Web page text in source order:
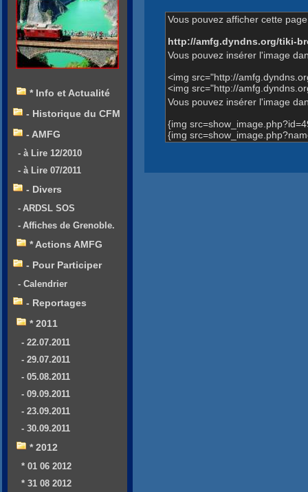
Vous pouvez afficher cette
http://amfg.dyndns.org/tiki-
Vous pouvez insérer l'image
<img src="http://
<img src="http://
Vous pouvez insérer l'image
{img
{img
* Info et Actualité
- Historique du CFM
- AMFG
- à Lire 12/2010
- à Lire 07/2011
- Divers
- ARDSL SOS
- Affiches de Grenoble.
* Actions AMFG
- Pour Participer
- Calendrier
- Reportages
* 2011
- 22.07.2011
- 29.07.2011
- 05.08.2011
- 09.09.2011
- 23.09.2011
- 30.09.2011
* 2012
* 01 06 2012
* 31 08 2012